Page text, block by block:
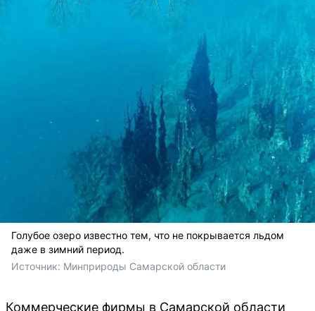
Голубое озеро известно тем, что не покрывается льдом
даже в зимний период.
Источник: Минприроды Самарской области
Коммерческие фирмы в Самарской области